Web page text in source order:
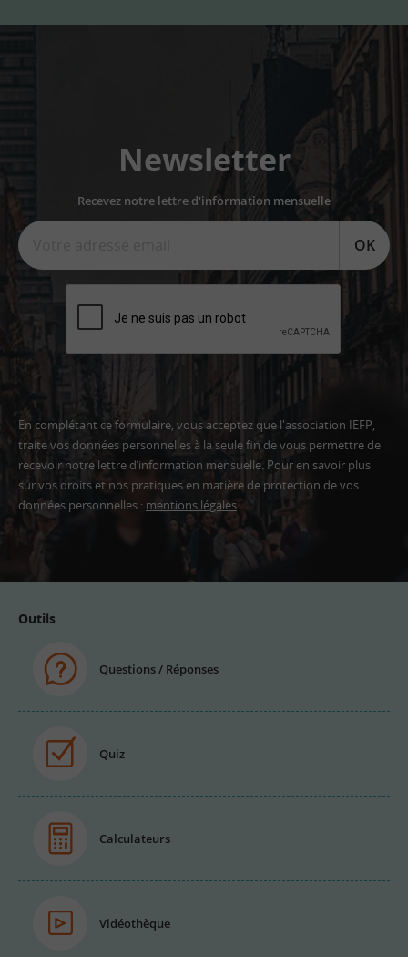
Newsletter
Recevez notre lettre d'information mensuelle
OK
En complétant ce formulaire, vous acceptez que l'association IEFP,
traite vos données personnelles à la seule fin de vous permettre de
recevoir notre lettre d’information mensuelle. Pour en savoir plus
sur vos droits et nos pratiques en matière de protection de vos
données personnelles : mentions légales
Outils
Questions / Réponses
Quiz
Calculateurs
Vidéothèque